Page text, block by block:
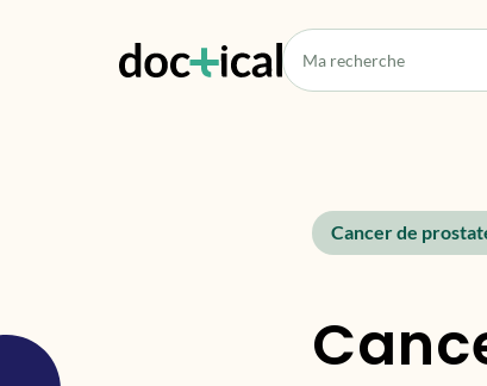
Cancer de